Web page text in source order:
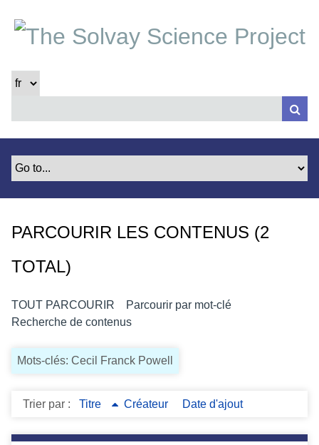
t
PARCOURIR LES CONTENUS (2
TOTAL)
TOUT PARCOURIR
Parcourir par mot-clé
Recherche de contenus
Mots-clés: Cecil Franck Powell
Trier par : Titre Créateur Date d'ajout